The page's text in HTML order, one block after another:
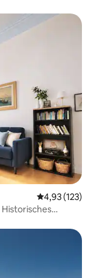
4,93 (123)
Historisches